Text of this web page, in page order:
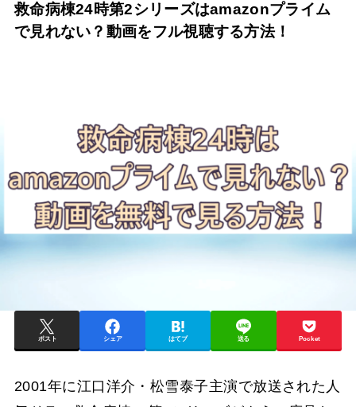
救命病棟24時第2シリーズはamazonプライム
で見れない？動画をフル視聴する方法！
ポスト シェア はてブ 送る Pocket
2001年に江口洋介・松雪泰子主演で放送された人